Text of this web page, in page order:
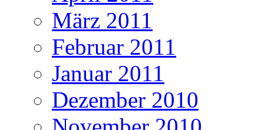
März 2011
Februar 2011
Januar 2011
Dezember 2010